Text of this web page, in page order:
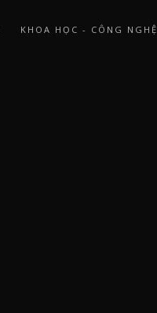
KHOA HỌC - CÔNG NGHỆ